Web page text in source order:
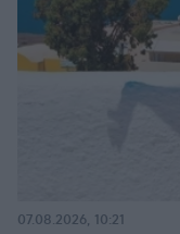
07.08.2026, 10:21